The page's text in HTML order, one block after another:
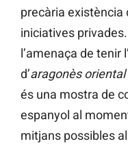
precària existència
iniciatives
l’amenaça de tenir
d’aragonès oriental
és una mostra de
espanyol al
mitjans possibles